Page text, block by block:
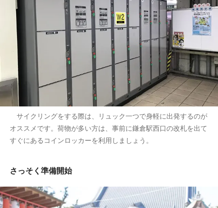
サイクリングをする際は、リュック一つで身軽に出発するのが
オススメです。荷物が多い方は、事前に鎌倉駅西口の改札を出て
すぐにあるコインロッカーを利用しましょう。
さっそく準備開始